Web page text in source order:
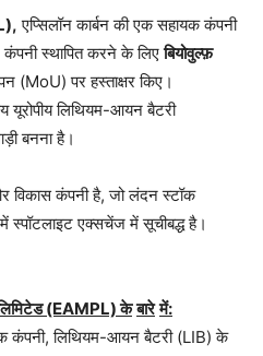
एप्सिलॉन कार्बन की एक सहायक कंपनी
कंपनी स्थापित करने के लिएबियोवुल्फ़
(MoU) पर हस्ताक्षर किए।
यूरोपीय लिथियम-आयन बैटरी
बनना है।
विकास कंपनी है, जो लंदन स्टॉक
एक्सचेंज में सूचीबद्ध है।
(EAMPL)के बारे में:
कंपनी, लिथियम-आयन बैटरी (LIB) के